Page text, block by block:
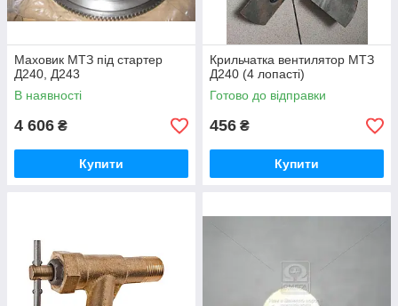
Маховик МТЗ під стартер
Д240, Д243
В наявності
4 606 ₴
Купити
Крильчатка вентилятор МТЗ
Д240 (4 лопасті)
Готово до відправки
456 ₴
Купити